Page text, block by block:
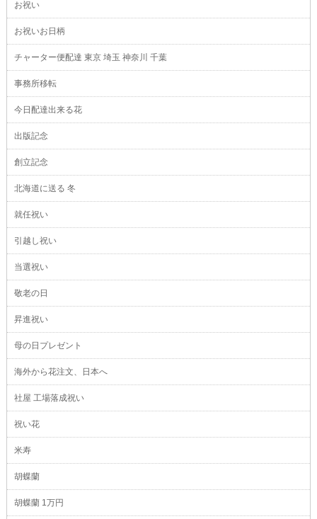
お祝い
お祝いお日柄
チャーター便配達 東京 埼玉 神奈川 千葉
事務所移転
今日配達出来る花
出版記念
創立記念
北海道に送る 冬
就任祝い
引越し祝い
当選祝い
敬老の日
昇進祝い
母の日プレゼント
海外から花注文、日本へ
社屋 工場落成祝い
祝い花
米寿
胡蝶蘭
胡蝶蘭 1万円